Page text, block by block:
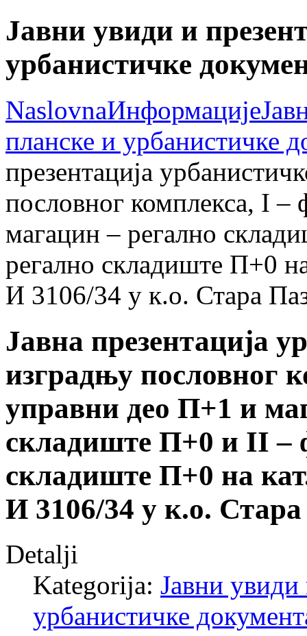
Јавни увиди и
урбанистичке
NaslovnaИнформације
планске и урбанистичке
презентација
пословног комплекса, I
магацин – регално
регално складиште П+0
И 3106/34 у к.о. Стара
Јавна презентација
изградњу пословног
управни део П+1 и
складиште П+0 и II –
складиште П+0 на
И 3106/34 у к.о.
Detalji
Kategorija: Јавни увиди
урбанистичке